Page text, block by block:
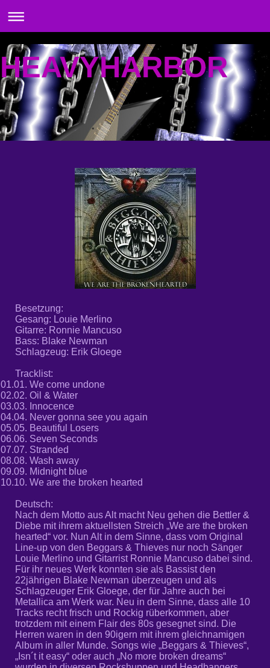
HEAVYHARBOR
Besetzung:
Gesang: Louie Merlino
Gitarre: Ronnie Mancuso
Bass: Blake Newman
Schlagzeug: Erik Gloege
Tracklist:
01.01. We come undone
02.02. Oil & Water
03.03. Innocence
04.04. Never gonna see you again
05.05. Beautiful Losers
06.06. Seven Seconds
07.07. Stranded
08.08. Wash away
09.09. Midnight blue
10.10. We are the broken hearted
Deutsch:
Nach dem Motto aus Alt macht Neu gehen die Bettler &
Diebe mit ihrem aktuellsten Streich „We are the broken
hearted“ vor. Nun Alt in dem Sinne, dass vom Original
Line-up von den Beggars & Thieves nur noch Sänger
Louie Merlino und Gitarrist Ronnie Mancuso dabei sind.
Für ihr neues Werk konnten sie als Bassist den
22jährigen Blake Newman überzeugen und als
Schlagzeuger Erik Gloege, der für Jahre auch bei
Metallica am Werk war. Neu in dem Sinne, dass alle 10
Tracks recht frisch und Rockig rüberkommen, aber
trotzdem mit einem Flair des 80s gesegnet sind. Die
Herren waren in den 90igern mit ihrem gleichnamigen
Album in aller Munde. Songs wie „Beggars & Thieves“,
„Isn´t it easy“ oder auch „No more broken dreams“